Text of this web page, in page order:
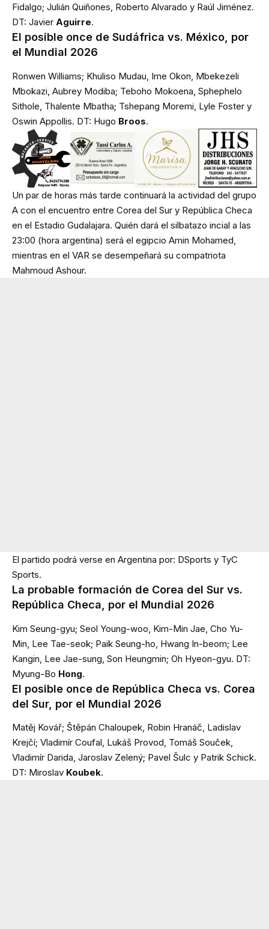
Fidalgo; Julián Quiñones, Roberto Alvarado y Raúl Jiménez.
DT: Javier Aguirre.
El posible once de Sudáfrica vs. México, por
el Mundial 2026
Ronwen Williams; Khuliso Mudau, Ime Okon, Mbekezeli
Mbokazi, Aubrey Modiba; Teboho Mokoena, Sphephelo
Sithole, Thalente Mbatha; Tshepang Moremi, Lyle Foster y
Oswin Appollis. DT: Hugo Broos.
Un par de horas más tarde continuará la actividad del grupo
A con el encuentro entre Corea del Sur y República Checa
en el Estadio Gudalajara. Quién dará el silbatazo incial a las
23:00 (hora argentina) será el egipcio Amin Mohamed,
mientras en el VAR se desempeñará su compatriota
Mahmoud Ashour.
El partido podrá verse en Argentina por: DSports y TyC
Sports.
La probable formación de Corea del Sur vs.
República Checa, por el Mundial 2026
Kim Seung-gyu; Seol Young-woo, Kim-Min Jae, Cho Yu-
Min, Lee Tae-seok; Paik Seung-ho, Hwang In-beom; Lee
Kangin, Lee Jae-sung, Son Heungmin; Oh Hyeon-gyu. DT:
Myung-Bo Hong.
El posible once de República Checa vs. Corea
del Sur, por el Mundial 2026
Matěj Kovář; Štěpán Chaloupek, Robin Hranáč, Ladislav
Krejčí; Vladimír Coufal, Lukáš Provod, Tomáš Souček,
Vladimír Darida, Jaroslav Zelený; Pavel Šulc y Patrik Schick.
DT: Miroslav Koubek.